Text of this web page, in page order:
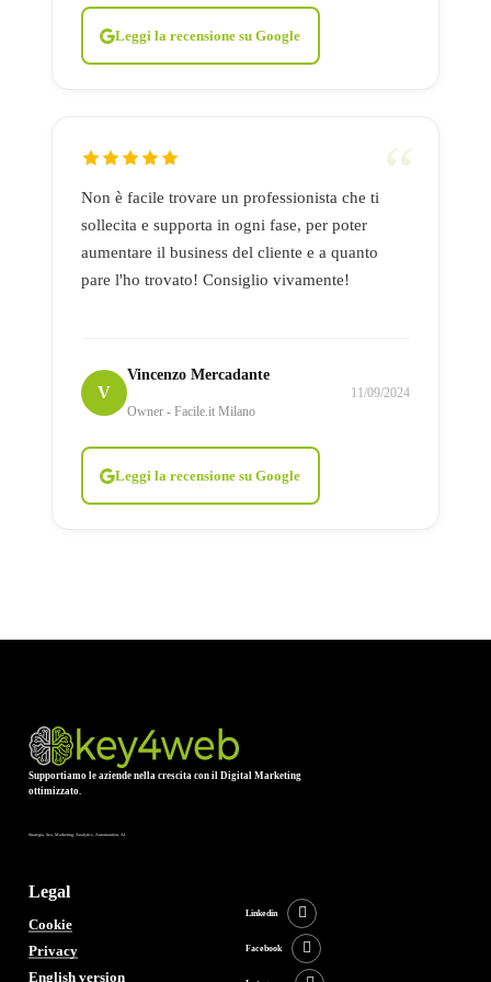
Leggi la recensione su Google
Non è facile trovare un professionista che ti
sollecita e supporta in ogni fase, per poter
aumentare il business del cliente e a quanto
pare l'ho trovato! Consiglio vivamente!
V
Vincenzo Mercadante
Owner - Facile.it Milano
11/09/2024
Leggi la recensione su Google
Supportiamo le aziende nella crescita con il Digital Marketing
ottimizzato.
Strategia, Seo, Marketing, Analytics, Automantion, AI
Legal
Cookie
Privacy
English version
Linkedin
Facebook